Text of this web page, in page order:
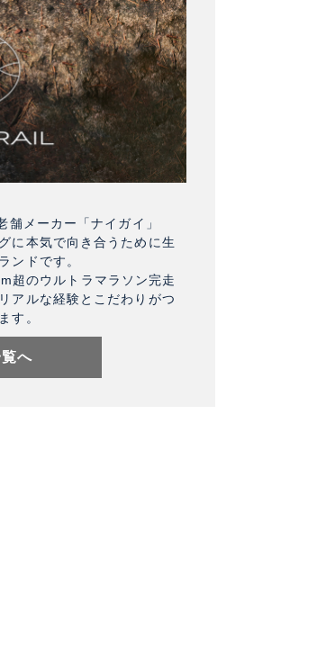
メーカー「ナイガイ」
に本気で向き合うために生
ンドです。
超のウルトラマラソン完走
アルな経験とこだわりがつ
す。
へ